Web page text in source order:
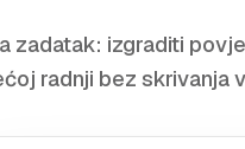
zadatak: izgraditi
radnji bez skrivanja